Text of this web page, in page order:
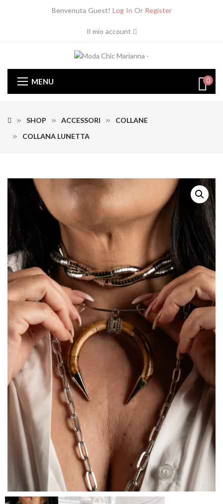
Benvenuta Guest! Log In Or Register
Il mio account
MENU 0
SHOP ACCESSORI
COLLANE
COLLANA LUNETTA